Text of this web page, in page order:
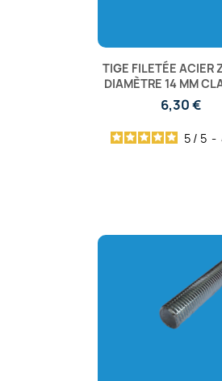
TIGE FILETÉE ACIER
DIAMÈTRE 14 MM
6,30 €
5 / 5 -